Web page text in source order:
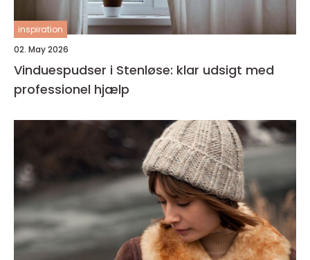
inspiration
02. May 2026
Vinduespudser i Stenløse: klar udsigt med
professionel hjælp